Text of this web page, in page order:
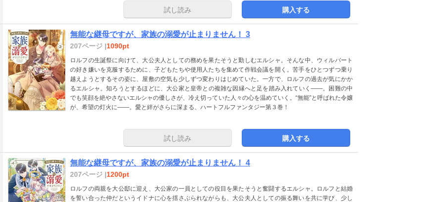
試し読み 購入する
無能な継母ですが、家族の溺愛が止まりません！ 3
207ページ |1090pt
ロルフの生誕祭に向けて、大公夫人としての務めを果たそうと勤しむエルシャ。そんな中、ウィルバート
の好き嫌いを克服するために、子どもたちや使用人たちを集めて作戦会議を開く。苦手をひとつずつ乗り
越えようとするその姿に、屋敷の空気も少しずつ変わりはじめていた。一方で、ロルフの過去が気にかか
るエルシャ。知ろうとするほどに、大公家と皇帝との複雑な因縁へと足を踏み入れていく――。困難の中
でも笑顔を絶やさないエルシャの優しさが、冷え切っていた人々の心を温めていく。“無能”と呼ばれた令嬢
が、希望の灯火に――。愛と絆がさらに深まる、ハートフルファンタジー第３巻！
試し読み 購入する
無能な継母ですが、家族の溺愛が止まりません！ 4
207ページ |1200pt
ロルフの両親を大公邸に迎え、大公家の一員としての役目を果たそうと奮闘するエルシャ。ロルフと結婚
を誓い合った仲だというイドナに心を揺さぶられながらも、大公夫人としての振る舞いを共に学び、少し